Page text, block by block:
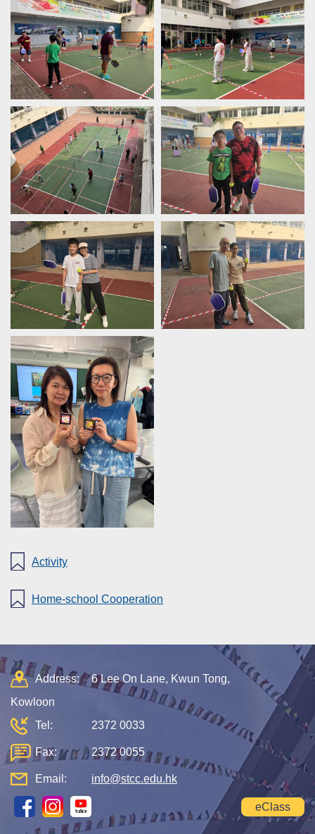
Activity
Home-school Cooperation
Address:
6 Lee On Lane, Kwun Tong,
Kowloon
Tel:
2372 0033
Fax: 2372 0055
Email: info@stcc.edu.hk
eClass